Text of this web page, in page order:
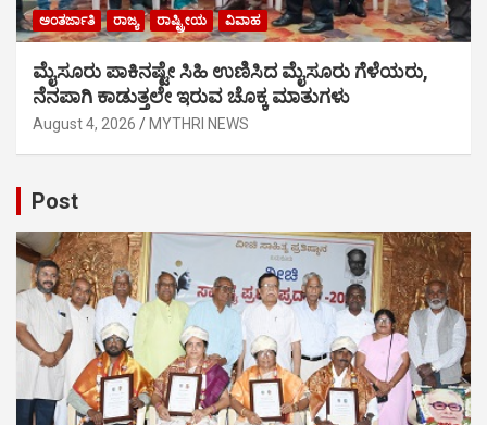
ಅಂತರ್ಜಾತಿ ರಾಜ್ಯ ರಾಷ್ಟ್ರೀಯ ವಿವಾಹ
ಮೈಸೂರು ಪಾಕಿನಷ್ಟೇ ಸಿಹಿ ಉಣಿಸಿದ ಮೈಸೂರು ಗೆಳೆಯರು,
ನೆನಪಾಗಿ ಕಾಡುತ್ತಲೇ ಇರುವ ಚೊಕ್ಕ ಮಾತುಗಳು
August 4, 2026 MYTHRI NEWS
Post